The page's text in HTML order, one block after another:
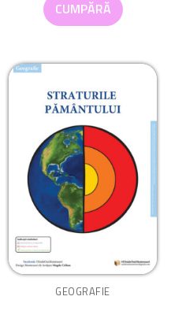
CUMPĂRĂ
GEOGRAFIE